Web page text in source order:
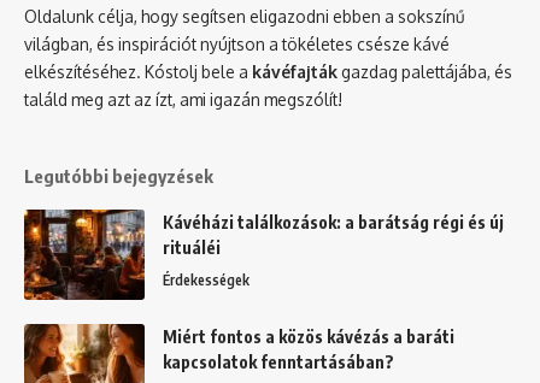
Oldalunk célja, hogy segítsen eligazodni ebben a sokszínű
világban, és inspirációt nyújtson a tökéletes csésze kávé
elkészítéséhez. Kóstolj bele a kávéfajtákgazdag palettájába, és
találd meg azt az ízt, ami igazán megszólít!
Legutóbbi bejegyzések
Kávéházi találkozások: a barátság régi és új
rituáléi
Érdekességek
Miért fontos a közös kávézás a baráti
kapcsolatok fenntartásában?